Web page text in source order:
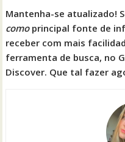
Mantenha-se atualizado!
como principal fonte de
receber com mais
ferramenta de busca, no
Discover. Que tal fazer